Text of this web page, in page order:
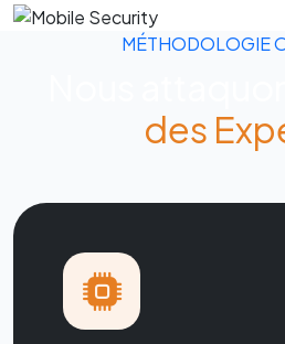
MÉTHODOLOGIE
des